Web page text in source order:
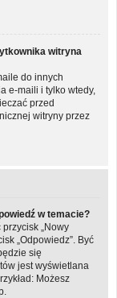
witryna
do innych
e-maili i tylko wtedy,
przed
witryny przez
w temacie?
„Nowy
„Odpowiedz”. Być
się
jest wyświetlana
Możesz